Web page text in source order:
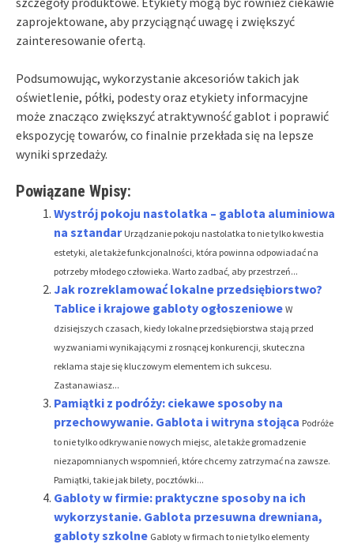
zaprojektowane, aby przyciągnąć uwagę i zwiększyć
zainteresowanie ofertą.
Podsumowując, wykorzystanie akcesoriów takich jak
oświetlenie, półki, podesty oraz etykiety informacyjne
może znacząco zwiększyć atraktywność gablot i poprawić
ekspozycję towarów, co finalnie przekłada się na lepsze
wyniki sprzedaży.
Powiązane Wpisy:
Wystrój pokoju nastolatka – gablota aluminiowa
na sztandar Urządzanie pokoju nastolatka to nie tylko kwestia
estetyki, ale także funkcjonalności, która powinna odpowiadać na
potrzeby młodego człowieka. Warto zadbać, aby przestrzeń...
Jak rozreklamować lokalne przedsiębiorstwo?
Tablice i krajowe gabloty ogłoszeniowe W
dzisiejszych czasach, kiedy lokalne przedsiębiorstwa stają przed
wyzwaniami wynikającymi z rosnącej konkurencji, skuteczna
reklama staje się kluczowym elementem ich sukcesu.
Zastanawiasz...
Pamiątki z podróży: ciekawe sposoby na
przechowywanie. Gablota i witryna stojąca Podróże
to nie tylko odkrywanie nowych miejsc, ale także gromadzenie
niezapomnianych wspomnień, które chcemy zatrzymać na zawsze.
Pamiątki, takie jak bilety, pocztówki...
Gabloty w firmie: praktyczne sposoby na ich
wykorzystanie. Gablota przesuwna drewniana,
gabloty szkolne Gabloty w firmach to nie tylko elementy